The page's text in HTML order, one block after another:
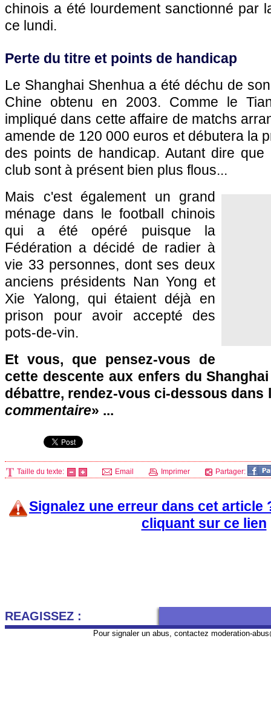
chinois a été lourdement sanctionné par
ce lundi.
Perte du titre et points de handicap
Le Shanghai Shenhua a été déchu de
Chine obtenu en 2003. Comme le
impliqué dans cette affaire de matchs
amende de 120 000 euros et débutera la
des points de handicap. Autant dire
club sont à présent bien plus flous...
Mais c'est également un grand
ménage dans le football chinois
qui a été opéré puisque la
Fédération a décidé de radier à
vie 33 personnes, dont ses deux
anciens présidents Nan Yong et
Xie Yalong, qui étaient déjà en
prison pour avoir accepté des
pots-de-vin.
Et vous, que pensez-vous de
cette descente aux enfers du
débattre, rendez-vous ci-dessous dans
commentaire» ...
Taille du texte: Email Imprimer Partager:
Signalez une erreur dans cet article
cliquant sur ce lien
REAGISSEZ :
Pour signaler un abus, contactez moderation-